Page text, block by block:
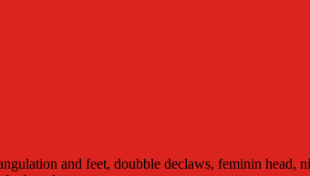
and feet, doubble declaws, feminin head,